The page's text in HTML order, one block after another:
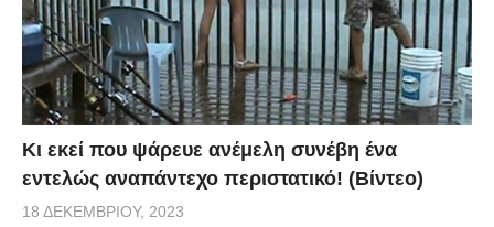
Κι εκεί που ψάρευε ανέμελη συνέβη ένα
εντελώς αναπάντεχο περιστατικό! (Βίντεο)
18 ΔΕΚΕΜΒΡΊΟΥ, 2023